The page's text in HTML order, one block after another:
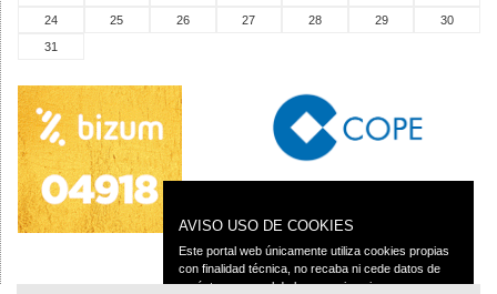
24
25 26 27 28 29
30
31
AVISO USO DE COOKIES
Este portal web únicamente utiliza cookies propias
con finalidad técnica, no recaba ni cede datos de
carácter personal de los usuarios sin su